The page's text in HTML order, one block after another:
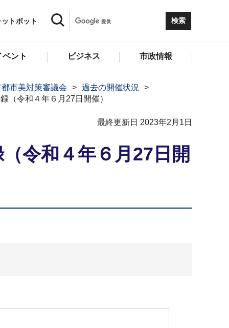
トボット
ント ビジネス 市政情報
市美対策審議会
過去の開催状況
（令和４年６月27日開催）
最終更新日 2023年2月1日
令和４年６月27日開